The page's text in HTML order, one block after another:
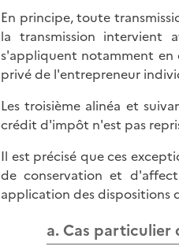
En principe, toute
la transmission intervient
s'appliquent notamment
privé de l'entrepreneur
Les troisième alinéa et
crédit d'impôt n'est pas
Il est précisé que ces
de conservation et
application des dispositions
a. Cas particulier